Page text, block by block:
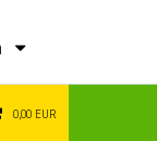
0,00 EUR